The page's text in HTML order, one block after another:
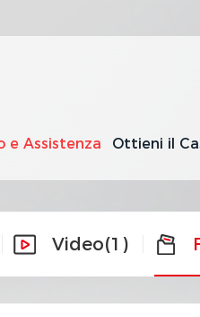
e Assistenza Ottieni il
Video(1)